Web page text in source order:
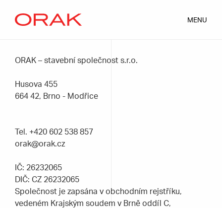
MENU
ORAK – stavební společnost s.r.o.
Husova 455
664 42, Brno - Modřice
Tel. +420 602 538 857
orak@orak.cz
IČ: 26232065
DIČ: CZ 26232065
Společnost je zapsána v obchodním rejstříku,
vedeném Krajským soudem v Brně oddíl C,